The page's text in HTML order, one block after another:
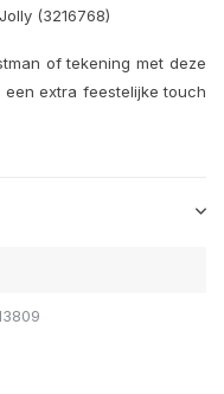
(3216768)
of tekening met deze
extra feestelijke touch